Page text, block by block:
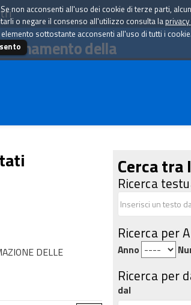
della
DELLE
Cerca tra
Ricerca
Ricerca per
Anno
Ricerca per
dal
non acconsenti all'uso dei cookie di terze parti,
o negare il consenso all'utilizzo consulta la
sottostante acconsenti all'uso di tutti i cookie.